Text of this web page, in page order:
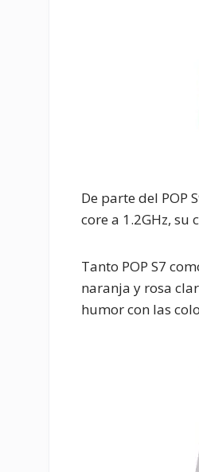
De parte del POP
core a 1.2GHz, su
Tanto POP S7
naranja y rosa
humor con las